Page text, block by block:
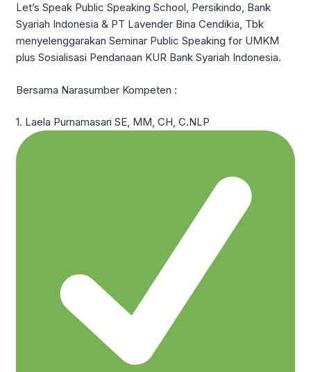
Let’s Speak Public Speaking School, Persikindo, Bank
Syariah Indonesia & PT Lavender Bina Cendikia, Tbk
menyelenggarakan Seminar Public Speaking for UMKM
plus Sosialisasi Pendanaan KUR Bank Syariah Indonesia.
Bersama Narasumber Kompeten :
1. Laela Purnamasari SE, MM, CH, C.NLP